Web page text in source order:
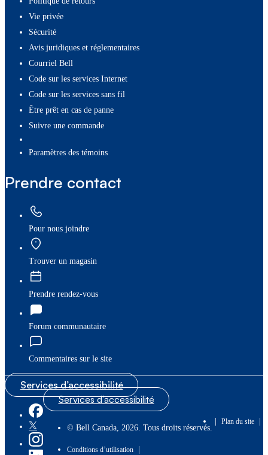
Vie privée
Sécurité
Avis juridiques et réglementaires
Courriel Bell
Code sur les services Internet
Code sur les services sans fil
Être prêt en cas de panne
Suivre une commande
paramètres des témoins
Prendre contact
Pour nous joindre
Trouver un magasin
Prendre rendez-vous
Forum communautaire
Commentaires sur le site
Services d’accessibilité
Services d’accessibilité
© Bell Canada, 2026. Tous droits réservés.
Plan du site
Conditions d’utilisation